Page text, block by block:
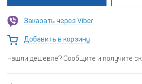
Заказать через Viber
Добавить в корзину
Нашли дешевле? Сообщите и получите